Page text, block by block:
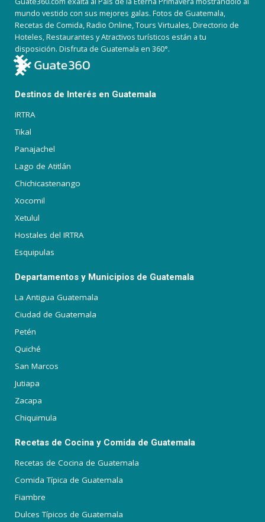
mundo vestido con sus mejores galas. Fotos de Guatemala,
Recetas de Comida, Radio Online, Tours Virtuales, Directorio de
Hoteles, Restaurantes y Atractivos turísticos están a tu
disposición. Disfruta de Guatemala en 360°.
Destinos de Interés en Guatemala
IRTRA
Tikal
Panajachel
Lago de Atitlán
Chichicastenango
Xocomil
Xetulul
Hostales del IRTRA
Esquipulas
Departamentos y Municipios de Guatemala
La Antigua Guatemala
Ciudad de Guatemala
Petén
Quiché
San Marcos
Jutiapa
Zacapa
Chiquimula
Recetas de Cocina y Comida de Guatemala
Recetas de Cocina de Guatemala
Comida Típica de Guatemala
Fiambre
Dulces Típicos de Guatemala